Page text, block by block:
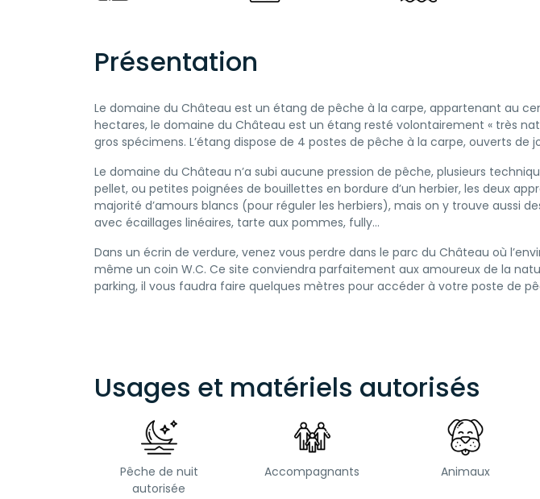
Présentation
Le domaine du Château est un étang de pêche à la carpe, appartenant au
hectares, le domaine du Château est un étang resté volontairement « très
gros spécimens. L’étang dispose de 4 postes de pêche à la carpe, ouverts de
Le domaine du Château n’a subi aucune pression de pêche, plusieurs
pellet, ou petites poignées de bouillettes en bordure d’un herbier, les deux
majorité d’amours blancs (pour réguler les herbiers), mais on y trouve aussi
avec écaillages linéaires, tarte aux pommes, fully…
Dans un écrin de verdure, venez vous perdre dans le parc du Château où
même un coin W.C. Ce site conviendra parfaitement aux amoureux de la
parking, il vous faudra faire quelques mètres pour accéder à votre poste de
Usages et matériels autorisés
Pêche de nuit
autorisée
Accompagnants Animaux